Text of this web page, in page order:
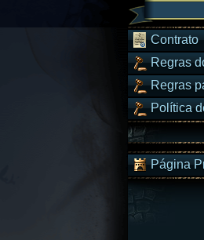
Contrato
Regras
Regras
Política
Página